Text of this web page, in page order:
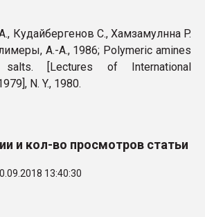
Кудайбергенов С., Хамзамулнна P.
А.-А., 1986; Polymeric amines
salts. [Lectures of International
N. Y., 1980.
и кол-во просмотров статьи
13:40:30